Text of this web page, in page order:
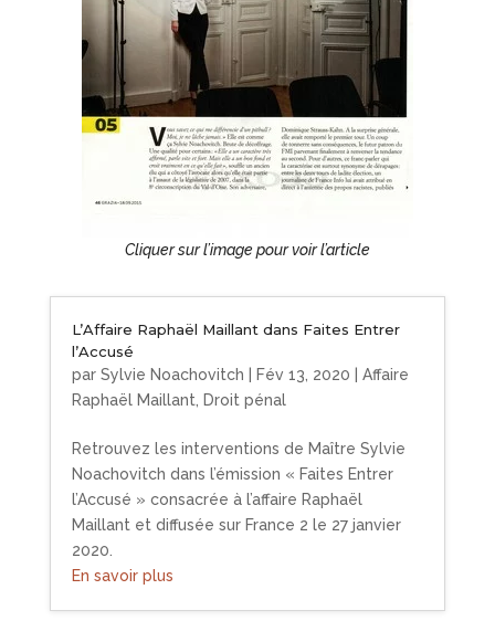
Cliquer sur l’image pour voir l’article
L’Affaire Raphaël Maillant dans Faites Entrer
l’Accusé
par Sylvie Noachovitch | Fév 13, 2020 | Affaire
Raphaël Maillant Droit pénal
Retrouvez les interventions de Maître Sylvie
Noachovitch dans l’émission « Faites Entrer
l’Accusé » consacrée à l’affaire Raphaël
Maillant et diffusée sur France 2 le 27 janvier
2020.
En savoir plus